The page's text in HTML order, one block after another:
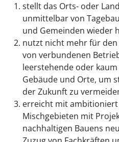
stellt das Orts- oder
unmittelbar von
und Gemeinden wieder
nutzt nicht mehr für
von verbundenen
leerstehende oder
Gebäude und Orte, um
der Zukunft zu
erreicht mit
Mischgebieten mit
nachhaltigen Bauens